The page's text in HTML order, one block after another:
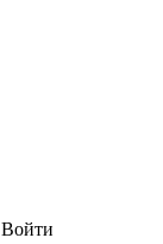
Войти